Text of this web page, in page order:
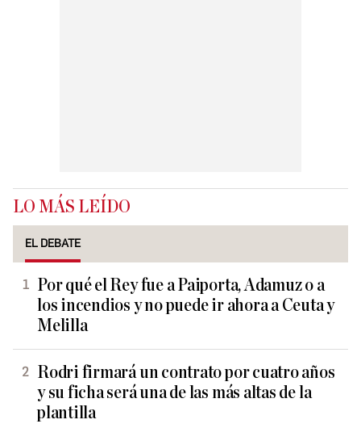
LO MÁS LEÍDO
EL DEBATE
Por qué el Rey fue a Paiporta, Adamuz o a
los incendios y no puede ir ahora a Ceuta y
Melilla
Rodri firmará un contrato por cuatro años
y su ficha será una de las más altas de la
plantilla